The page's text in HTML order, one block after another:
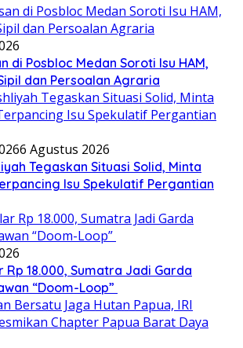
di Posbloc Medan Soroti Isu HAM,
dan Persoalan Agraria
6 Agustus 2026
Tegaskan Situasi Solid, Minta
Isu Spekulatif Pergantian
Rp 18.000, Sumatra Jadi Garda
“Doom-Loop”